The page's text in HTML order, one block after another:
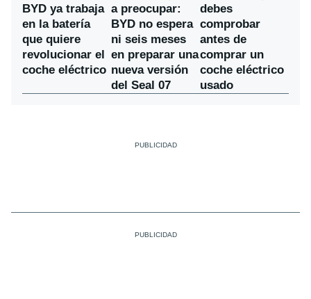
BYD ya trabaja
en la batería
que quiere
revolucionar el
coche eléctrico
a preocupar:
BYD no espera
ni seis meses
en preparar una
nueva versión
del Seal 07
debes
comprobar
antes de
comprar un
coche eléctrico
usado